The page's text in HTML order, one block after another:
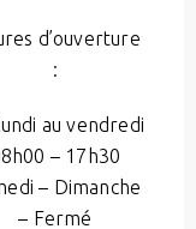
d’ouverture
:
au vendredi
– 17h30
– Dimanche
– Fermé